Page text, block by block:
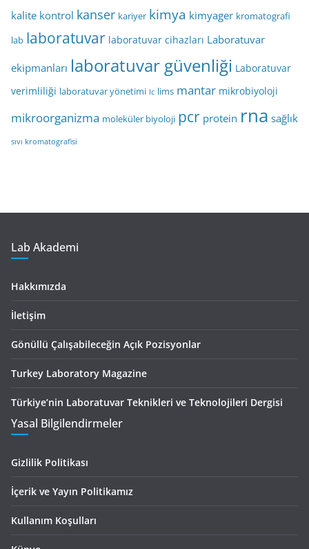
kalite kontrol kanser kariyer kimya kimyager kromatografi
lab laboratuvar laboratuvar cihazları Laboratuvar
ekipmanları laboratuvar güvenliği Laboratuvar
verimliliği laboratuvar yönetimi lc lims mantar mikrobiyoloji
mikroorganizma moleküler biyoloji pcr protein rna sağlık
sıvı kromatografisi
Lab Akademi
Hakkımızda
İletişim
Gönüllü Çalışabileceğin Açık Pozisyonlar
Turkey Laboratory Magazine
Türkiye’nin Laboratuvar Teknikleri ve Teknolojileri Dergisi
Yasal Bilgilendirmeler
Gizlilik Politikası
İçerik ve Yayın Politikamız
Kullanım Koşulları